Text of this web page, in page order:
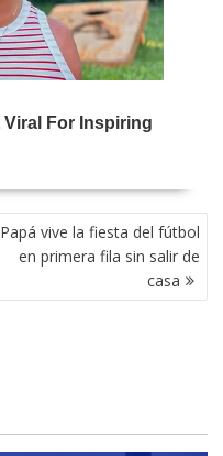
Papá vive la fiesta del fútbol
en primera fila sin salir de
casa